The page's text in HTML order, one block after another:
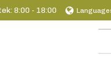
8:00 - 18:00